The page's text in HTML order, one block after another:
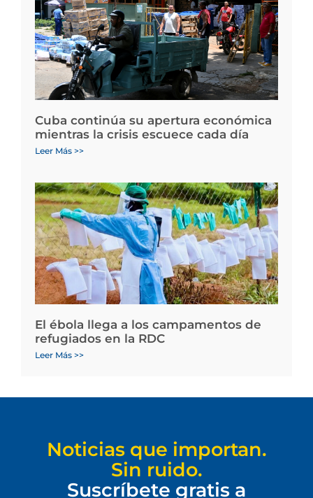
Cuba continúa su apertura económica
mientras la crisis escuece cada día
Leer Más >>
El ébola llega a los campamentos de
refugiados en la RDC
Leer Más >>
Noticias que importan.
Sin ruido.
Suscríbete gratis a